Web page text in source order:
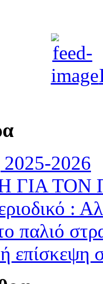
2025-2026
ΓΙΑ
:
παλιό
επίσκεψη